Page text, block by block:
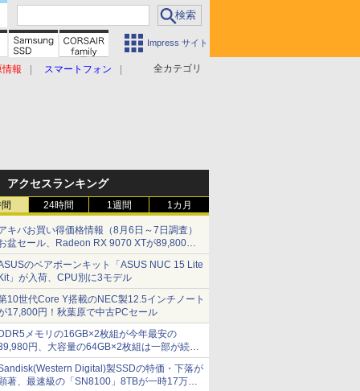
Impress サイト
全カテゴリ
情報 スマートフォン
アクセスランキング
24時間 1週間 1カ月
キバお買い得価格情報（8月6日～7日調査）
盆セール、Radeon RX 9070 XTが89,800
、水平周波数24.8kHz対応の17型モニターが
円、暑さ指数連動セール ほか
のベアボーンキット「ASUS NUC 15 Lite
」が入荷、CPU別に3モデル
10世代Core Y搭載のNEC製12.5インチノート
17,800円！秋葉原で中古PCセール
メモリの16GB×2枚組が今年最安の
円、大容量の64GB×2枚組は一部が続騰
月前半のメモリ価格]
Digital)製SSDの特価・下落が
著、最速級の「SN8100」8TBが一時17万円